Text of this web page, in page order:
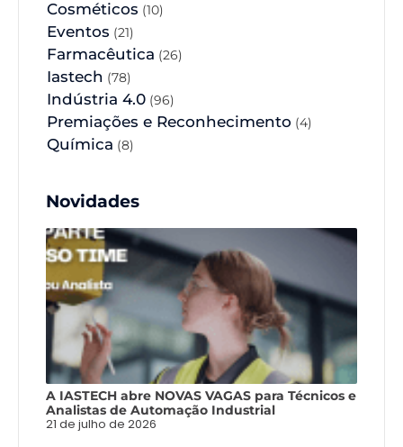
Cosméticos (10)
Eventos (21)
Farmacêutica (26)
Iastech (78)
Indústria 4.0 (96)
Premiações e Reconhecimento (4)
Química (8)
Novidades
A IASTECH abre NOVAS VAGAS para Técnicos e
Analistas de Automação Industrial
21 de julho de 2026